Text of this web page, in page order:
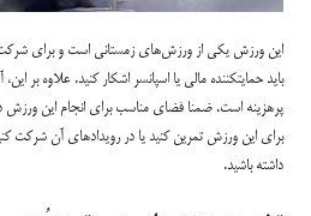
این ورزش یکی از ورزش‌های زمستانی است و برای
باید حمایتکننده مالی یا اسپانسر اشکار کنید. علاوه بر
پرهزینه است. ضمنا فضای مناسب برای انجام این ورزش
برای این ورزش تمرین کنید یا در رویدادهای آن شرکت
داشته باشید.